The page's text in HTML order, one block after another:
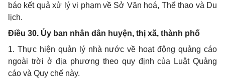
báo kết quả xử lý vi phạm về Sở Văn hoá, Thể thao và Du
lịch.
Điều 30. Ủy ban nhân dân huyện, thị xã, thành phố
1. Thực hiện quản lý nhà nước về hoạt động quảng cáo
ngoài trời ở địa phương theo quy định của Luật Quảng
cáo và Quy chế này.